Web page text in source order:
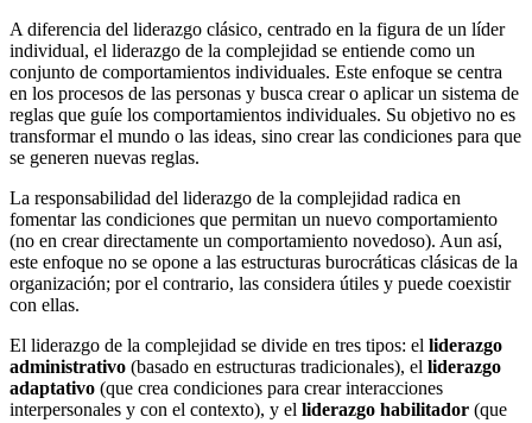
A diferencia del liderazgo clásico, centrado en la figura de un líder
individual, el liderazgo de la complejidad se entiende como un
conjunto de comportamientos individuales. Este enfoque se centra
en los procesos de las personas y busca crear o aplicar un sistema de
reglas que guíe los comportamientos individuales. Su objetivo no es
transformar el mundo o las ideas, sino crear las condiciones para que
se generen nuevas reglas.
La responsabilidad del liderazgo de la complejidad radica en
fomentar las condiciones que permitan un nuevo comportamiento
(no en crear directamente un comportamiento novedoso). Aun así,
este enfoque no se opone a las estructuras burocráticas clásicas de la
organización; por el contrario, las considera útiles y puede coexistir
con ellas.
El liderazgo de la complejidad se divide en tres tipos: el liderazgo
administrativo (basado en estructuras tradicionales), el liderazgo
adaptativo (que crea condiciones para crear interacciones
interpersonales y con el contexto), y el liderazgo habilitador (que